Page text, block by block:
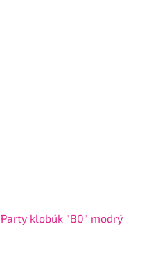
Party klobúk "80" modrý